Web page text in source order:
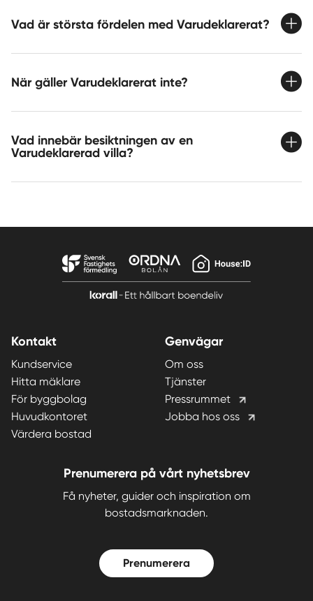
Vad är största fördelen med Varudeklarerat?
När gäller Varudeklarerat inte?
Vad innebär besiktningen av en
Varudeklarerad villa?
Kontakt
Kundservice
Hitta mäklare
För byggbolag
Huvudkontoret
Värdera bostad
Genvägar
Om oss
Tjänster
Pressrummet
Jobba hos oss
Prenumerera på vårt nyhetsbrev
Få nyheter, guider och inspiration om
bostadsmarknaden.
Prenumerera